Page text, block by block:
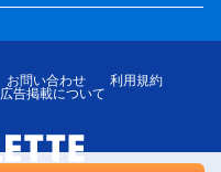
お問い合わせ
利用規約
広告掲載について